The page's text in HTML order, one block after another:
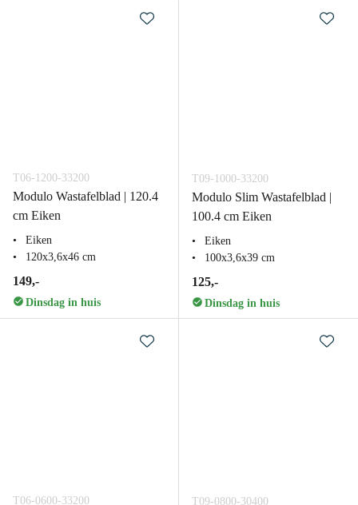
T06-1200-33200
Modulo Wastafelblad | 120.4
cm Eiken
Eiken
120x3,6x46 cm
149,-
Dinsdag in huis
T09-1000-33200
Modulo Slim Wastafelblad |
100.4 cm Eiken
Eiken
100x3,6x39 cm
125,-
Dinsdag in huis
T06-0600-33200 T09-0800-30400